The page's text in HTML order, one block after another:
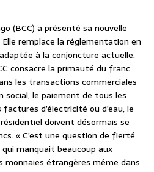
(BCC) a présenté sa nouvelle
remplace la réglementation en
à la conjoncture actuelle.
consacre la primauté du franc
les transactions commerciales
social, le paiement de tous les
d’électricité ou d’eau, le
doivent désormais se
« C’est une question de fierté
manquait beaucoup aux
monnaies étrangères même dans